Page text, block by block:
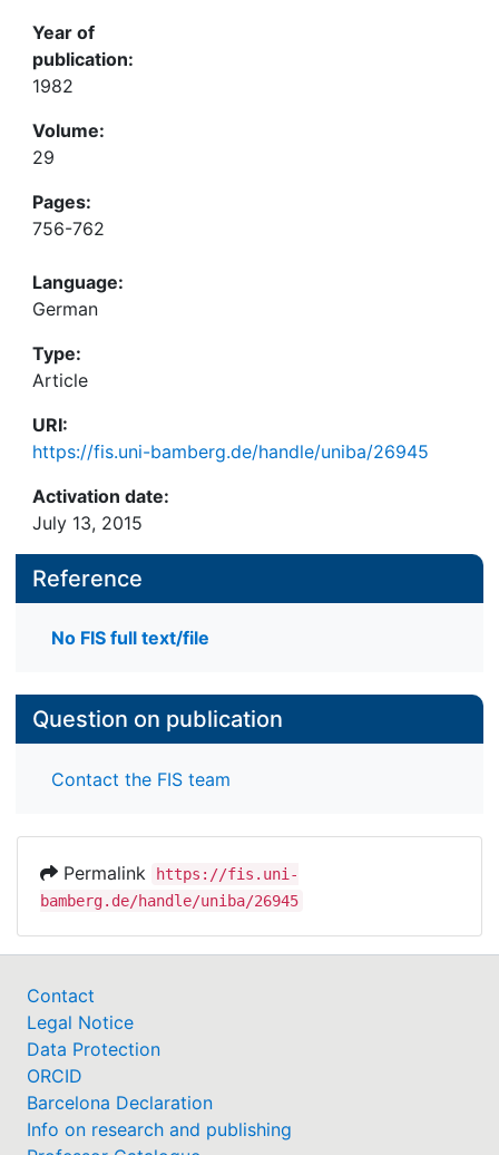
Year of
publication:
1982
Volume:
29
Pages:
756-762
Language:
German
Type:
Article
URI:
https://fis.uni-bamberg.de/handle/uniba/26945
Activation date:
July 13, 2015
Reference
No FIS full text/file
Question on publication
Contact the FIS team
Permalink
https://fis.uni-
bamberg.de/handle/uniba/26945
Contact
Legal Notice
Data Protection
ORCID
Barcelona Declaration
Info on research and publishing